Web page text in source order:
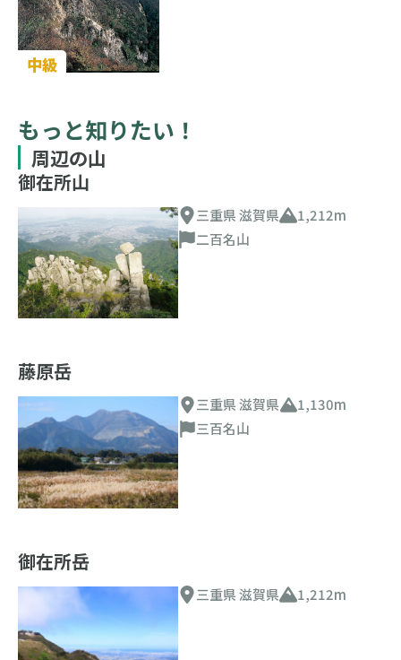
中級
もっと知りたい！
周辺の山
御在所山
三重県 滋賀県
1,212m
二百名山
藤原岳
三重県 滋賀県
1,130m
三百名山
御在所岳
三重県 滋賀県 1,212m